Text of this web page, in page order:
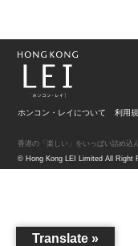
ホンコン・レイについて 利用
© Hong Kong LEI Limited All Right
香港の「楽しい」をいっぱい詰め込
Translate »